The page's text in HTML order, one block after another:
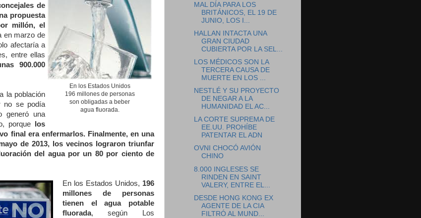
En los Estados Unidos
196 millones de personas
son obligadas a beber
agua fluorada.
de
propuesta
millón, el
en marzo de
afectaría a
entre ellas
900.000
la población
no se podía
generó una
porque
los
final era enfermarlos. Finalmente, en una
de 2013, los vecinos lograron triunfar
del agua por un 80 por ciento de
En los Estados Unidos, 196
millones de personas
tienen el agua potable
fluorada, según Los
MAL DÍA PARA LOS
BRITÁNICOS, EL 19 DE
JUNIO, LOS I...
HALLAN INTACTA UNA
GRAN CIUDAD
CUBIERTA POR LA SEL...
LOS MÉDICOS SON LA
TERCERA CAUSA DE
MUERTE EN LOS ...
NESTLÉ Y SU PROYECTO
DE NEGAR A LA
HUMANIDAD EL AC...
LA CORTE SUPREMA DE
EE.UU. PROHÍBE
PATENTAR EL ADN
OVNI CHOCÓ AVIÓN
CHINO
8.000 INGLESES SE
RINDEN EN SAINT
VALERY, ENTRE EL...
DESDE HONG KONG EX
AGENTE DE LA CIA
FILTRÓ AL MUND...